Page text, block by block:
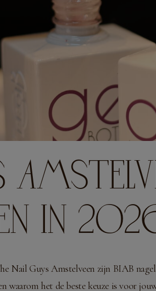
IN
Guys Amstelveen zijn BIAB
het de beste keuze is voor